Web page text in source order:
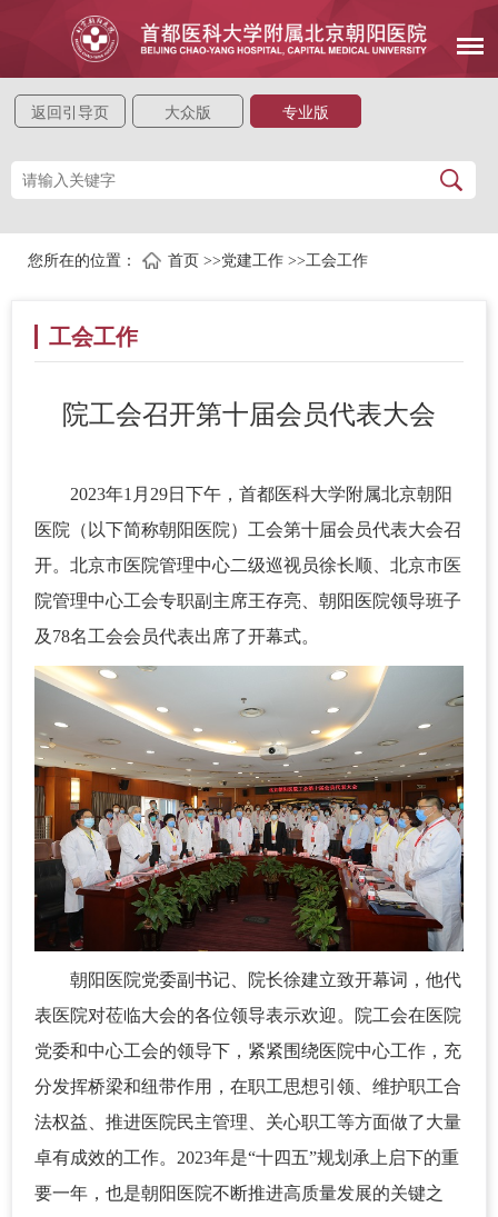
返回引导页 大众版 专业版
您所在的位置： 首页 >>党建工作 >>工会工作
工会工作
院工会召开第十届会员代表大会
2023年1月29日下午，首都医科大学附属北京朝阳
医院（以下简称朝阳医院）工会第十届会员代表大会召
开。北京市医院管理中心二级巡视员徐长顺、北京市医
院管理中心工会专职副主席王存亮、朝阳医院领导班子
及78名工会会员代表出席了开幕式。
朝阳医院党委副书记、院长徐建立致开幕词，他代
表医院对莅临大会的各位领导表示欢迎。院工会在医院
党委和中心工会的领导下，紧紧围绕医院中心工作，充
分发挥桥梁和纽带作用，在职工思想引领、维护职工合
法权益、推进医院民主管理、关心职工等方面做了大量
卓有成效的工作。2023年是“十四五”规划承上启下的重
要一年，也是朝阳医院不断推进高质量发展的关键之